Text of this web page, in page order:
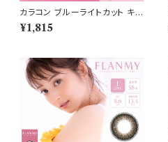
カラコン ブルーライトカット キャ
ンディーマジック ワンデー 1箱1
0枚 度なし キャンマジ candy
¥1,815